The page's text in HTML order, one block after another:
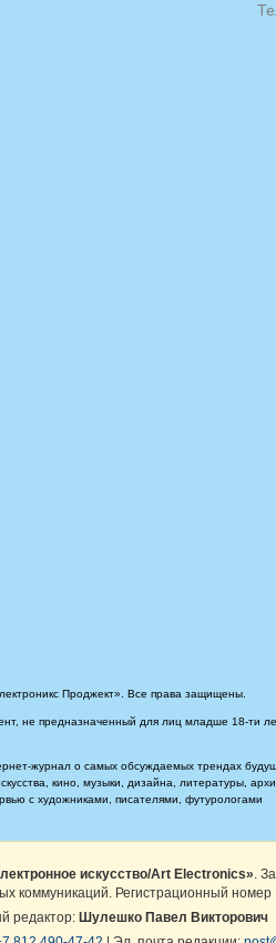
Проджект». Все права защищены.
не предназначенный для лиц младше 18-ти
журнал о самых обсуждаемых трендах
кино, музыки, дизайна, литературы,
с художниками, писателями, футурологами
искусство/Art Electronics» .
коммуникаций. Регистрационный
редактор: Шулешко Павел Викторович